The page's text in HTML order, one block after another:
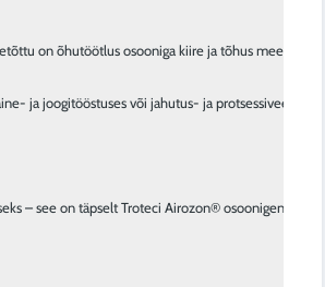
on õhutöötlus osooniga kiire ja tõhus
joogitööstuses või jahutus- ja protsessivee
– see on täpselt Troteci Airozon®